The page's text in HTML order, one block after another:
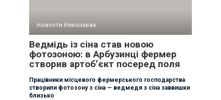
Новости Николаева
Ведмідь із сіна став новою
фотозоною: в Арбузинці фермер
створив артоб’єкт посеред поля
Працівники місцевого фермерського господарства
створили фотозону з сіна — ведмедя з сіна заввишки
близько